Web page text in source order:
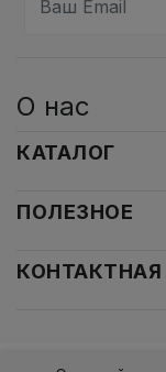
О нас
КАТАЛОГ
ПОЛЕЗНОЕ